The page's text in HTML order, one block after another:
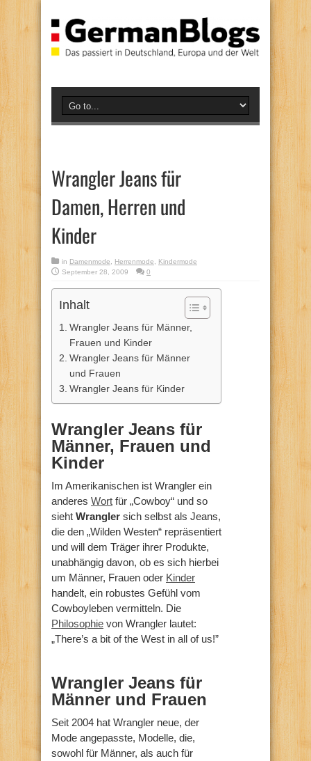
Wrangler Jeans für
Damen, Herren und
Kinder
in Damenmode Herrenmode
Kindermode
September 28, 2009
0
Inhalt
Wrangler Jeans für Männer,
Frauen und Kinder
Wrangler Jeans für Männer
und Frauen
Wrangler Jeans für Kinder
Wrangler Jeans für
Männer, Frauen und
Kinder
Im Amerikanischen ist Wrangler ein
anderes Wort für „Cowboy“ und so
sieht Wrangler sich selbst als Jeans,
die den „Wilden Westen“ repräsentiert
und will dem Träger ihrer Produkte,
unabhängig davon, ob es sich hierbei
um Männer, Frauen oder Kinder
handelt, ein robustes Gefühl vom
Cowboyleben vermitteln. Die
Philosophie von Wrangler lautet:
„There’s a bit of the West in all of us!”
Wrangler Jeans für
Männer und Frauen
Seit 2004 hat Wrangler neue, der
Mode angepasste, Modelle, die,
sowohl für Männer, als auch für